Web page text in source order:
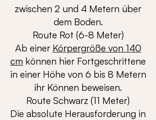
zwischen 2 und 4 Metern über
dem Boden.
Route Rot (6-8 Meter)
Ab einer Körpergröße von 140
cm können hier Fortgeschrittene
in einer Höhe von 6 bis 8 Metern
ihr Können beweisen.
Route Schwarz (11 Meter)
Die absolute Herausforderung in